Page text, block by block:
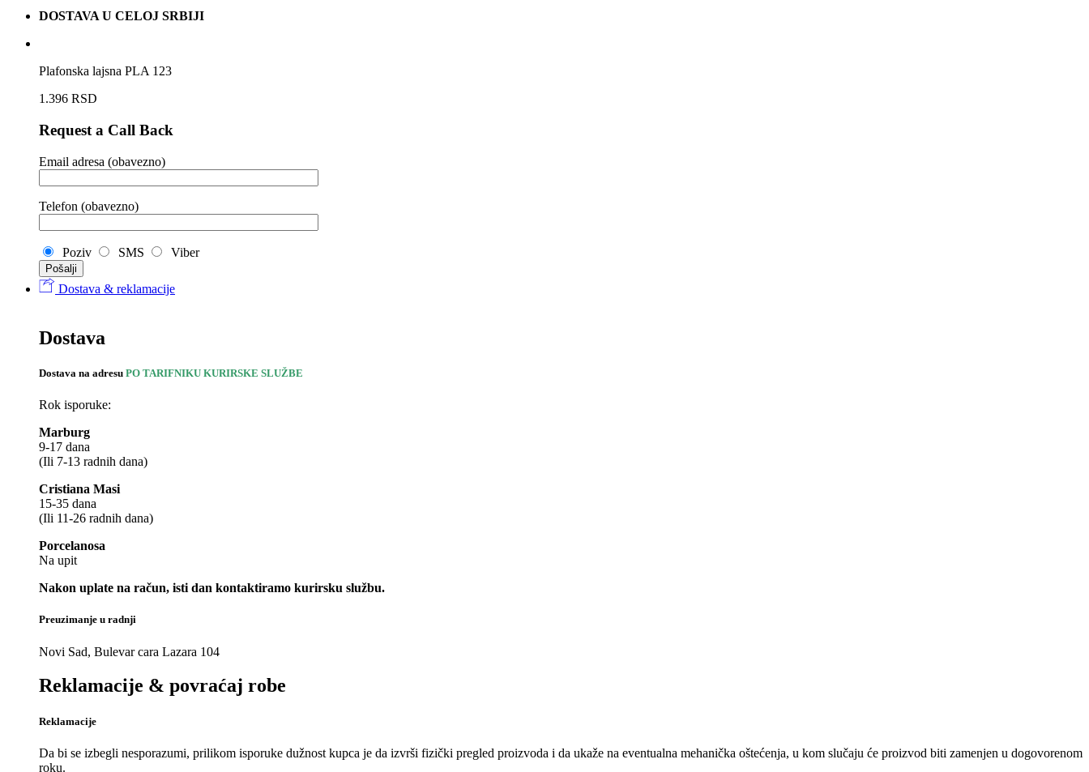
DOSTAVA U CELOJ SRBIJI
Plafonska lajsna PLA 123
1.396 RSD
Request a Call Back
Email adresa (obavezno)
Telefon (obavezno)
Poziv SMS Viber
Dostava & reklamacije
Dostava
Dostava na adresu PO TARIFNIKU KURIRSKE SLUŽBE
Rok isporuke:
Marburg
9-17 dana
(Ili 7-13 radnih dana)
Cristiana Masi
15-35 dana
(Ili 11-26 radnih dana)
Porcelanosa
Na upit
Nakon uplate na račun, isti dan kontaktiramo kurirsku službu.
Preuzimanje u radnji
Novi Sad, Bulevar cara Lazara 104
Reklamacije & povraćaj robe
Reklamacije
Da bi se izbegli nesporazumi, prilikom isporuke dužnost kupca je da izvrši fizički pregled proizvoda i da ukaže na eventualna mehanička oštećenja, u kom slučaju će proizvod biti zamenjen u dogovorenom
roku.